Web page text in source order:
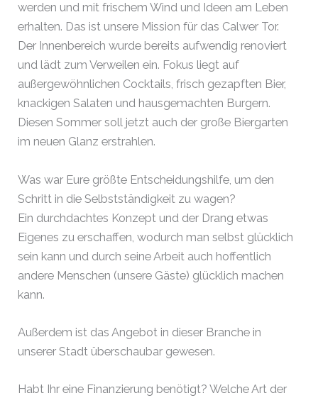
werden und mit frischem Wind und Ideen am Leben
erhalten. Das ist unsere Mission für das Calwer Tor.
Der Innenbereich wurde bereits aufwendig renoviert
und lädt zum Verweilen ein. Fokus liegt auf
außergewöhnlichen Cocktails, frisch gezapften Bier,
knackigen Salaten und hausgemachten Burgern.
Diesen Sommer soll jetzt auch der große Biergarten
im neuen Glanz erstrahlen.
Was war Eure größte Entscheidungshilfe, um den
Schritt in die Selbstständigkeit zu wagen?
Ein durchdachtes Konzept und der Drang etwas
Eigenes zu erschaffen, wodurch man selbst glücklich
sein kann und durch seine Arbeit auch hoffentlich
andere Menschen (unsere Gäste) glücklich machen
kann.
Außerdem ist das Angebot in dieser Branche in
unserer Stadt überschaubar gewesen.
Habt Ihr eine Finanzierung benötigt? Welche Art der